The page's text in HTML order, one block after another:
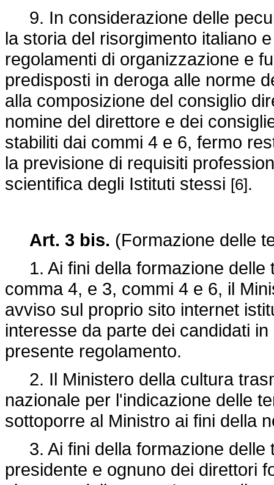
9. In considerazione delle
la storia del risorgimento italiano
regolamenti di organizzazione e
predisposti in deroga alle norme
alla composizione del consiglio
nomine del direttore e dei
stabiliti dai commi 4 e 6, fermo
la previsione di requisiti
scientifica degli Istituti stessi [6].
Art. 3 bis. (Formazione delle
1. Ai fini della formazione delle
comma 4, e 3, commi 4 e 6, il
avviso sul proprio sito internet
interesse da parte dei candidati
presente regolamento.
2. Il Ministero della cultura
nazionale per l'indicazione delle
sottoporre al Ministro ai fini della
3. Ai fini della formazione delle
presidente e ognuno dei direttori